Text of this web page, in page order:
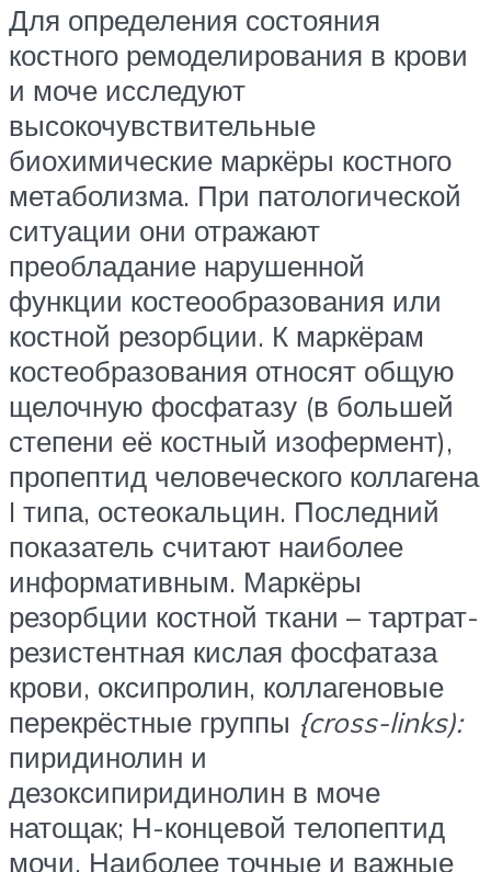
Для определения состояния
костного ремоделирования в крови
и моче исследуют
высокочувствительные
биохимические маркёры костного
метаболизма. При патологической
ситуации они отражают
преобладание нарушенной
функции костеообразования или
костной резорбции. К маркёрам
костеобразования относят общую
щелочную фосфатазу (в большей
степени её костный изофермент),
пропептид человеческого коллагена
I типа, остеокальцин. Последний
показатель считают наиболее
информативным. Маркёры
резорбции костной ткани – тартрат-
резистентная кислая фосфатаза
крови, оксипролин, коллагеновые
перекрёстные группы {cross-links):
пиридинолин и
дезоксипиридинолин в моче
натощак; Н-концевой телопептид
мочи. Наиболее точные и важные